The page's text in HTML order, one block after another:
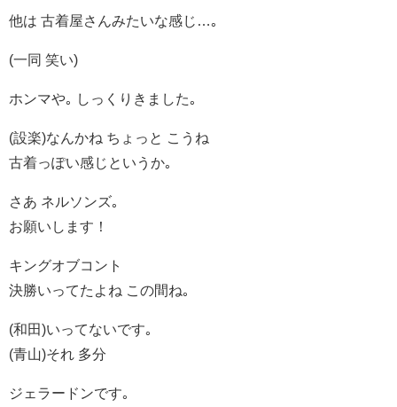
他は 古着屋さんみたいな感じ…｡
(一同 笑い)
ホンマや｡ しっくりきました｡
(設楽)なんかね ちょっと こうね
古着っぽい感じというか｡
さあ ネルソンズ｡
お願いします！
キングオブコント
決勝いってたよね この間ね｡
(和田)いってないです｡
(青山)それ 多分
ジェラードンです｡